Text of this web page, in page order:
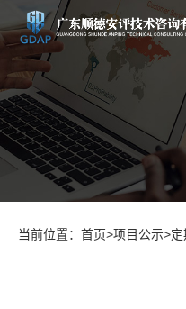
当前位置： 首页>项目公示>定